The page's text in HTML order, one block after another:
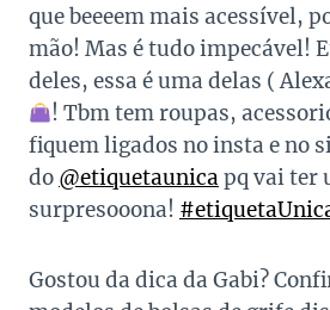
que beeeem mais acessível,
mão! Mas é tudo impecável!
deles, essa é uma delas (
! Tbm tem roupas,
fiquem ligados no insta e no
do @etiquetaunica pq vai ter
surpresooona!
Gostou da dica da Gabi?